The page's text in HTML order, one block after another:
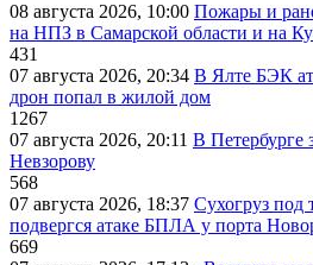
08 августа 2026, 10:00 Пожары и
на НПЗ в Самарской области и на
431
07 августа 2026, 20:34 В Ялте БЭК
дрон попал в жилой дом
1267
07 августа 2026, 20:11 В Петербурге
Невзорову
568
07 августа 2026, 18:37 Сухогруз под
подвергся атаке БПЛА у порта
669